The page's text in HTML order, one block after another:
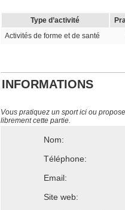
Type d’activité
Activités de forme et de santé
INFORMATIONS
Vous pratiquez un sport ici ou
librement cette partie.
Nom:
Téléphone:
Email:
Site web: